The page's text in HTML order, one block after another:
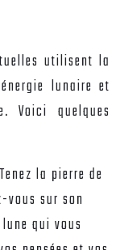
utilisent la
lunaire et
Voici quelques
Tenez la pierre de
vous sur son
qui vous